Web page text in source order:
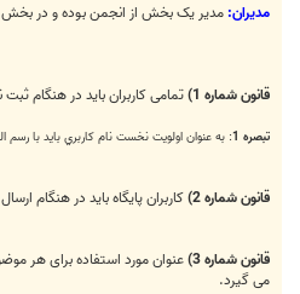
مدیران: مدير يک بخش از انجمن بوده و در بخش
قانون شماره 1) تمامی کاربران باید در هنگام
تبصره 1 : به عنوان اولویت نخست نام كاربري باید با رسم
قانون شماره 2) کاربران پایگاه باید در
قانون شماره 3)
عنوان مورد استفاده برای هر
می گیرد.